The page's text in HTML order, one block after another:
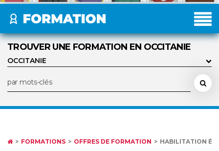
TROUVER UNE FORMATION EN OCCITANIE
FORMATIONS OFFRES DE FORMATION HABILITATION